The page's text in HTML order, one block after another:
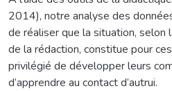
2014), notre analyse des
de réaliser que la situation, selon
de la rédaction, constitue pour
privilégié de développer leurs
d’apprendre au contact d’autrui.